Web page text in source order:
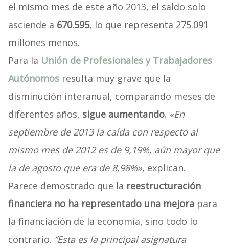
el mismo mes de este año 2013, el saldo solo
asciende a 670.595, lo que representa 275.091
millones menos.
Para la Unión de Profesionales y Trabajadores
Autónomosresulta muy grave que la
disminución interanual, comparando meses de
diferentes años, sigue aumentando.«En
septiembre de 2013 la caída con respecto al
mismo mes de 2012 es de 9,19%, aún mayor que
la de agosto que era de 8,98%», explican.
Parece demostrado que la reestructuración
financiera no ha representado una mejorapara
la financiación de la economía, sino todo lo
contrario. “Esta es la principal asignatura